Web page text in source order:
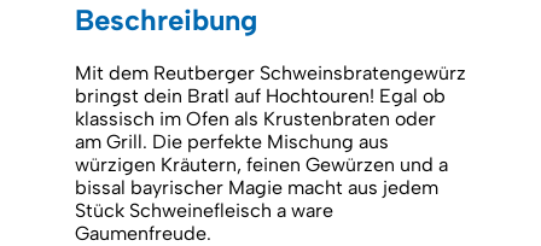
Beschreibung
Mit dem Reutberger Schweinsbratengewürz
bringst dein Bratl auf Hochtouren! Egal ob
klassisch im Ofen als Krustenbraten oder
am Grill. Die perfekte Mischung aus
würzigen Kräutern, feinen Gewürzen und a
bissal bayrischer Magie macht aus jedem
Stück Schweinefleisch a ware
Gaumenfreude.